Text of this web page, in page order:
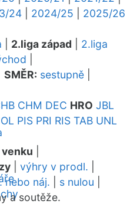
24 2024/25
2025/26
2.liga západ
2.liga
SMĚR: sestupně
CHM DEC HRO JBL
PIS PRI RIS TAB UNL
venku
výhry v prodl.
nebo náj. s nulou
a soutěže.